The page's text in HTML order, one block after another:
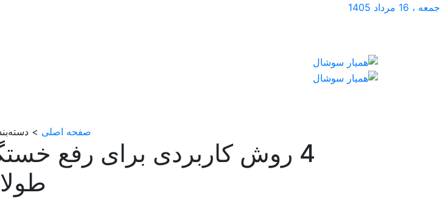
جمعه ، 16 مرداد 1405
صفحه اصلی > دسته‌بندی نشده > 4 روش کاربردی
4 روش کاربردی برای رفع